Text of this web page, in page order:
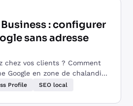
: configurer
sans adresse
chez vos clients ? Comment
Google en zone de chalandise
sans afficher votre
Profile SEO local